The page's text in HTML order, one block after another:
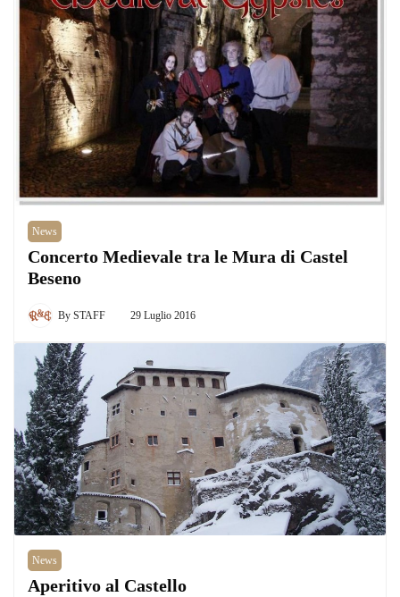
News
Concerto Medievale tra le Mura di Castel
Beseno
By STAFF 29 Luglio 2016
News
Aperitivo al Castello